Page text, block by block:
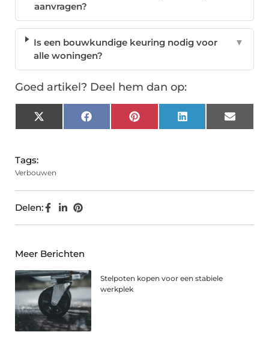
aanvragen?
Is een bouwkundige keuring nodig voor
alle woningen?
▼
Goed artikel? Deel hem dan op:
X
(Twitter)
FacebookPinterest LinkedIn Email
Tags:
Verbouwen
Delen:
Meer Berichten
Stelpoten kopen voor een stabiele
werkplek